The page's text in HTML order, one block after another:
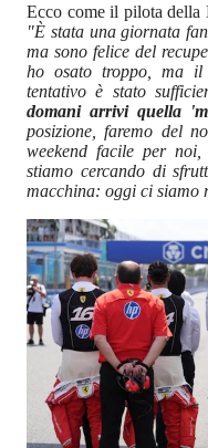
Ecco come il pilota della
"È stata una giornata
ma sono felice del
ho osato troppo, ma
tentativo è stato
domani arrivi quella
posizione, faremo del
weekend facile per
stiamo cercando di
macchina: oggi ci siamo